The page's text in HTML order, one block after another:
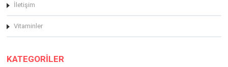
İletişim
Vitaminler
KATEGORİLER